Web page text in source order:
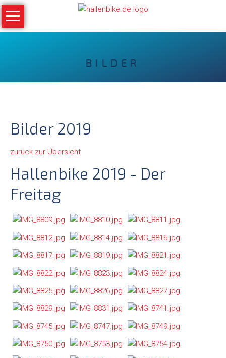
BILDER
Navigation
überspringen
Home
Ergebnisse
Medien
Alte
Webseite
Bilder 2019
zurück zur Übersicht
Hallenbike 2019 - Der
Freitag